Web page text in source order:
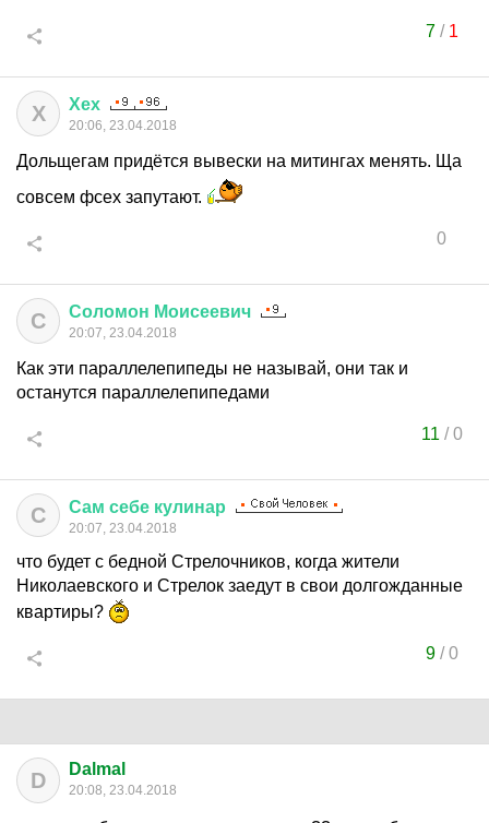
7/ 1
Х Хех
20:06, 23.04.2018
Дольщегам придётся вывески на митингах менять. Ща
совсем фсех запутают.
0
С Соломон Моисеевич
20:07, 23.04.2018
Как эти параллелепипеды не называй, они так и
останутся параллелепипедами
11 /0
С Сам себе кулинар
20:07, 23.04.2018
что будет с бедной Стрелочников, когда жители
Николаевского и Стрелок заедут в свои долгожданные
квартиры?
9/0
D Dalmal
20:08, 23.04.2018